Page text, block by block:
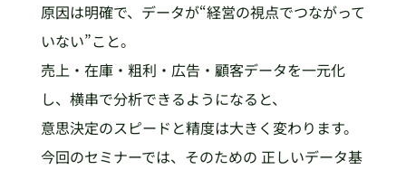
原因は明確で、データが“経営の視点でつながって
いない”こと。
売上・在庫・粗利・広告・顧客データを一元化
し、横串で分析できるようになると、
意思決定のスピードと精度は大きく変わります。
今回のセミナーでは、そのための 正しいデータ基